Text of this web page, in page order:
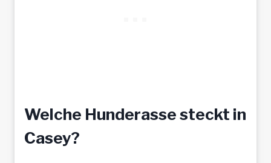
Welche Hunderasse steckt in
Casey?